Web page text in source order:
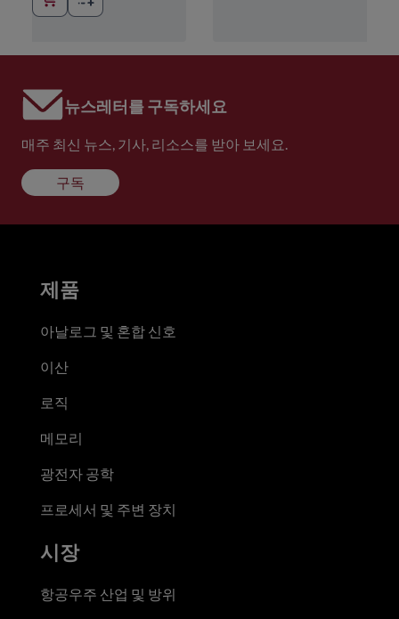
뉴스레터를 구독하세요
매주 최신 뉴스, 기사, 리소스를 받아 보세요.
구독
제품
아날로그 및 혼합 신호
이산
로직
메모리
광전자 공학
프로세서 및 주변 장치
시장
항공우주 산업 및 방위